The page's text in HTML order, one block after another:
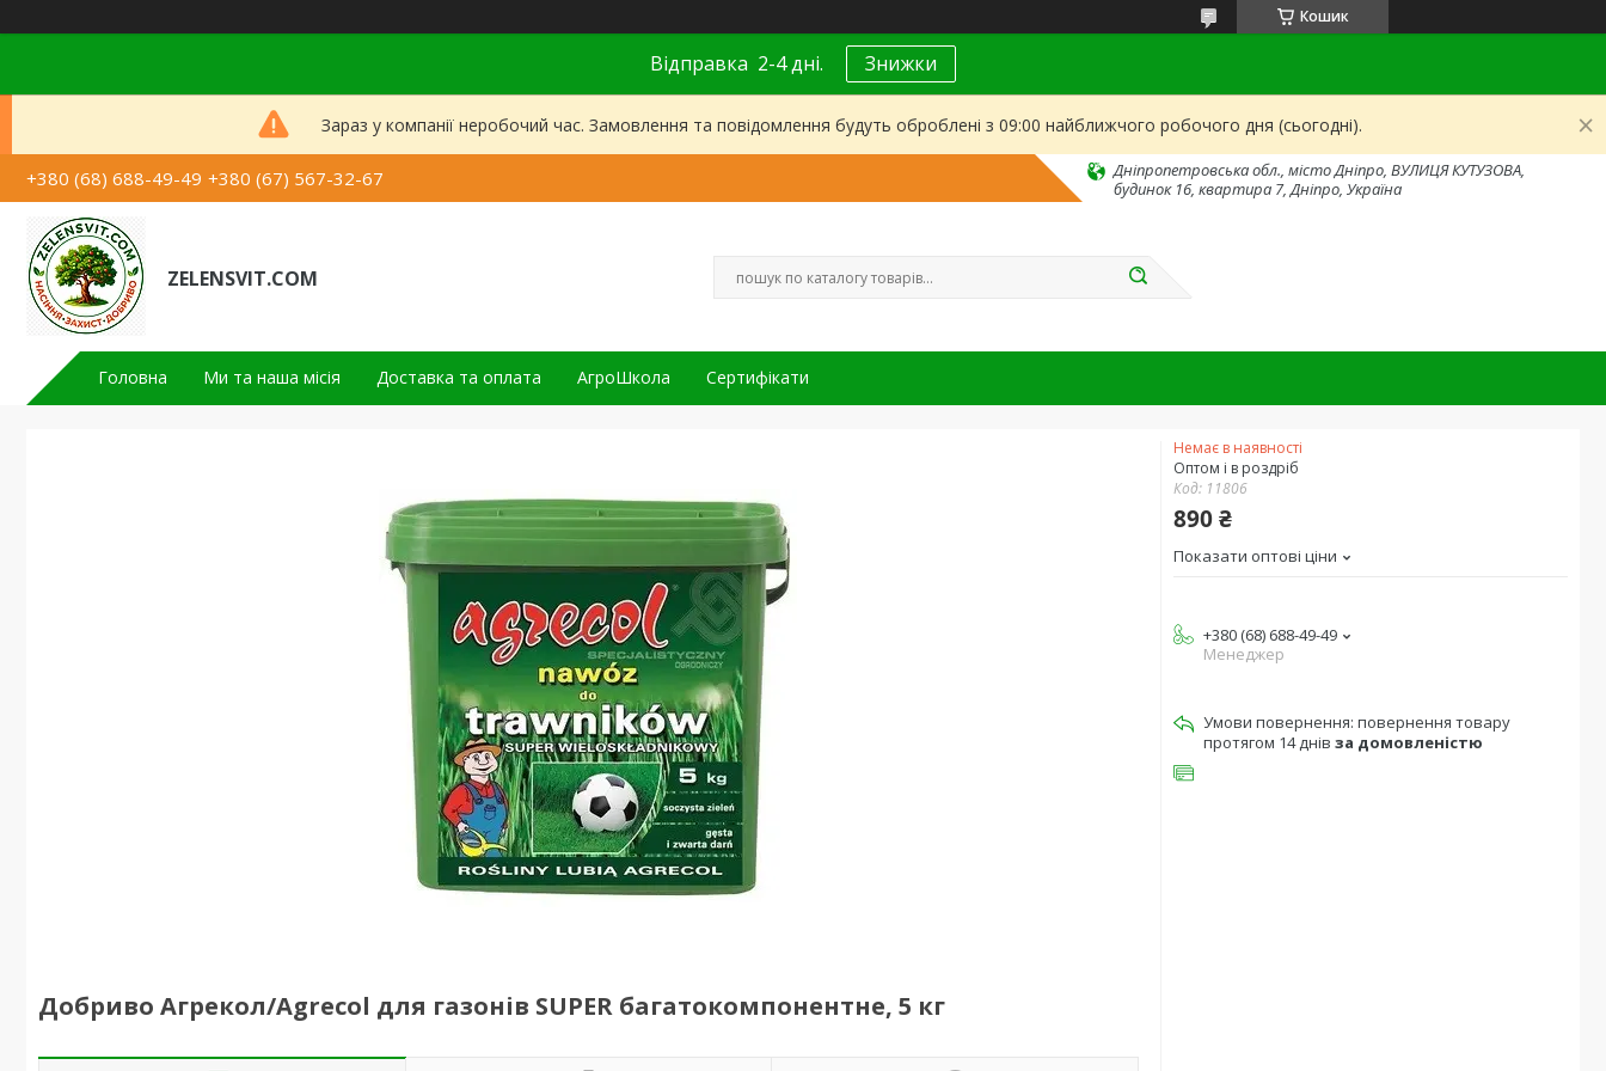
Кошик
Відправка 2-4 дні. Знижки
Зараз у компанії неробочий час. Замовлення та повідомлення будуть оброблені з 09:00 найближчого робочого дня (сьогодні).
+380 (68) 688-49-49 +380 (67) 567-32-67
Дніпропетровська обл., місто Дніпро, ВУЛИЦЯ КУТУЗОВА,
будинок 16, квартира 7, Дніпро, Україна
ZELENSVIT.COM
Головна Ми та наша місія Доставка та оплата АгроШкола Сертифікати
Добриво Агрекол/Agrecol для газонів SUPER багатокомпонентне, 5 кг
Немає в наявності
Оптом і в роздріб
Код: 11806
890 ₴
Показати оптові ціни
+380 (68) 688-49-49
Менеджер
повернення товару
протягом 14 днів за домовленістю